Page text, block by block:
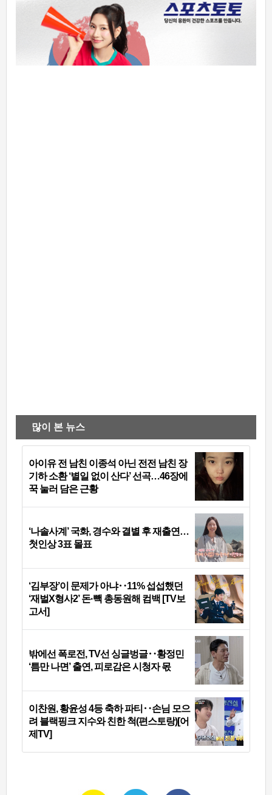
많이 본 뉴스
아이유 전 남친 이종석 아닌 전전 남친 장
기하 소환 ‘별일 없이 산다’ 선곡…46장에
꾹 눌러 담은 근황
‘나솔사계’ 국화, 경수와 결별 후 재출연…
첫인상 3표 몰표
‘김부장’이 문제가 아냐‥11% 섭섭했던
‘재벌X형사2’ 돈·빽 총동원해 컴백 [TV보
고서]
밖에선 폭로전, TV선 싱글벙글‥황정민
‘틈만 나면’ 출연, 피로감은 시청자 몫
이찬원, 황윤성 4등 축하 파티‥손님 모으
려 블랙핑크 지수와 친한 척(편스토랑)[어
제TV]